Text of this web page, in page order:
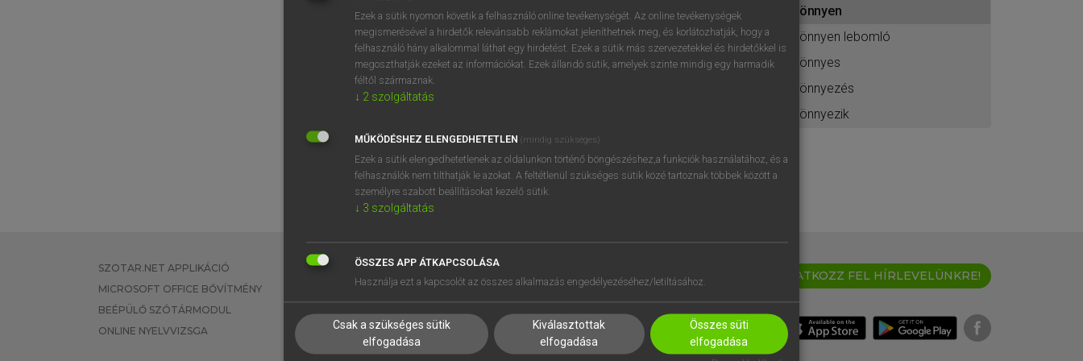
BELÉPÉS
próbaverziójának elindításához
regisztrálok ésbelépek.
REGISZTRÁCIÓ
könnyen
könnyen lebomló
könnyes
könnyezés
könnyezik
SZOTAR.NET APPLIKÁCIÓ
MICROSOFT OFFICE BŐVÍTMÉNY
BEÉPÜLŐ SZÓTÁRMODUL
ONLINE NYELVVIZSGA
EGYÉNI FELHASZNÁLÓKNAK
TANULÓKNAK
VÁLLALATI MEGOLDÁSOK
SÚGÓ
RÓLUNK
SÜTI BEÁLLÍTÁSOK
IRATKOZZ FEL HÍRLEVELÜNKRE!
Ezek a sütik nyomon követik a felhasználó online tevékenységét. Az online tevékenységek
megismerésével a hirdetők relevánsabb reklámokat jeleníthetnek meg, és korlátozhatják, hogy a
felhasználó hány alkalommal láthat egy hirdetést. Ezek a sütik más szervezetekkel és hirdetőkkel is
megoszthatják ezeket az információkat. Ezek állandó sütik, amelyek szinte mindig egy harmadik
féltől származnak.
↓ 2 szolgáltatás
MŰKÖDÉSHEZ ELENGEDHETETLEN (mindig szükséges)
Ezek a sütik elengedhetetlenek az oldalunkon történő böngészéshez,a funkciók használatához, és a
felhasználók nem tilthatják le azokat. A feltétlenül szükséges sütik közé tartoznak többek között a
személyre szabott beállításokat kezelő sütik.
↓ 3 szolgáltatás
ÖSSZES APP ÁTKAPCSOLÁSA
Használja ezt a kapcsolót az összes alkalmazás engedélyezéséhez/letiltásához.
Csak a szükséges sütik
elfogadása
Kiválasztottak
elfogadása
Összes süti
elfogadása